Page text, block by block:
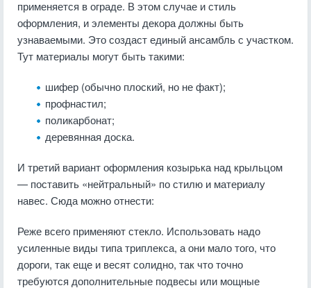
применяется в ограде. В этом случае и стиль
оформления, и элементы декора должны быть
узнаваемыми. Это создаст единый ансамбль с участком.
Тут материалы могут быть такими:
шифер (обычно плоский, но не факт);
профнастил;
поликарбонат;
деревянная доска.
И третий вариант оформления козырька над крыльцом
— поставить «нейтральный» по стилю и материалу
навес. Сюда можно отнести:
Реже всего применяют стекло. Использовать надо
усиленные виды типа триплекса, а они мало того, что
дороги, так еще и весят солидно, так что точно
требуются дополнительные подвесы или мощные